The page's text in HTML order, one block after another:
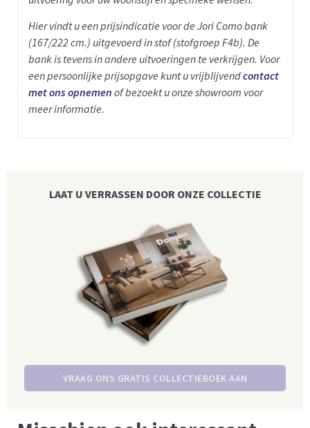
Hier vindt u een prijsindicatie voor de Jori Como bank
(167/222 cm.) uitgevoerd in stof (stofgroep F4b). De
bank is tevens in andere uitvoeringen te verkrijgen. Voor
een persoonlijke prijsopgave kunt u vrijblijvendcontact
met ons opnemen of bezoekt u onze showroom voor
meer informatie.
LAAT U VERRASSEN DOOR ONZE COLLECTIE
VRAAG ONS GRATIS COLLECTIEBOEK AAN